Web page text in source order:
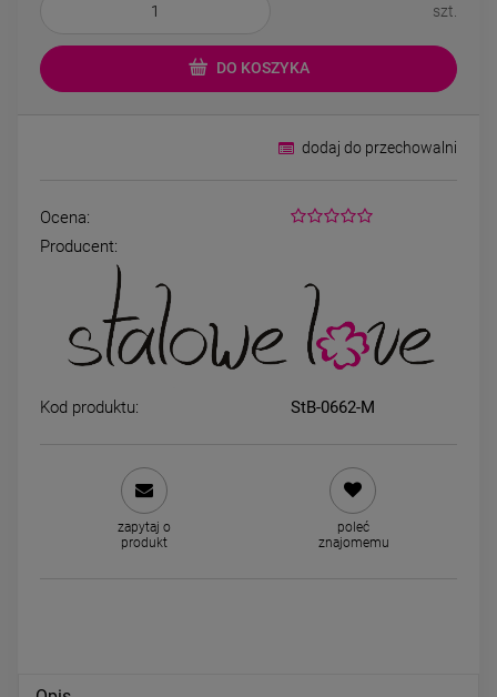
Bransoletka STAL
CHIRURGICZNA modułowa
ażurowa jasne złoto
49,00 zł
CHIRURGICZNA obrączka
uniwersalna kuleczki
59,00 zł
szt.
DO KOSZYKA
dodaj do przechowalni
Ocena:
Producent:
Kod produktu: StB-0662-M
zapytaj o
produkt
poleć
znajomemu